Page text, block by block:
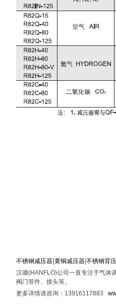
不锈钢减压器|黄铜减压器 不锈钢背
汉璐(HANFLO)公司一直专注于气体
阀门管件、接头等。
更多详情请咨询： 13916117883